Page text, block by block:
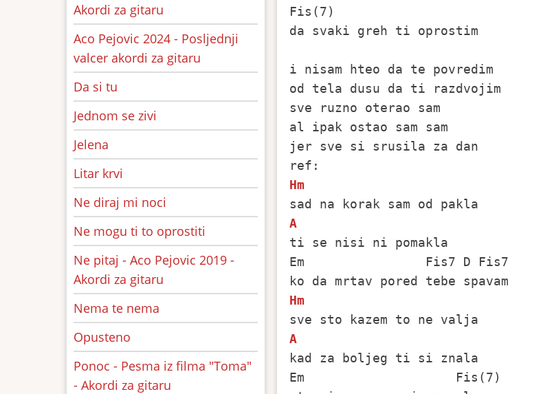
Fis(7)
da svaki greh ti oprostim
i nisam hteo da te povredim
od tela dusu da ti razdvojim
sve ruzno oterao sam
al ipak ostao sam sam
jer sve si srusila za dan
Hm
A
ti se nisi ni pomakla
Em                Fis7 D Fis7
Hm
A
kad za boljeg ti si znala
Em                    Fis(7)
Akordi za gitaru
Aco Pejovic 2024 - Posljednji
valcer akordi za gitaru
Da si tu
Jednom se zivi
Jelena
Litar krvi
Ne diraj mi noci
Ne mogu ti to oprostiti
Ne pitaj - Aco Pejovic 2019 -
Akordi za gitaru
Nema te nema
Opusteno
Ponoc - Pesma iz filma "Toma"
- Akordi za gitaru